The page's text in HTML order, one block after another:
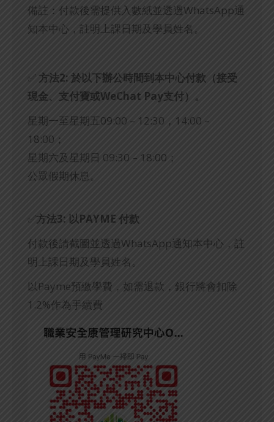
備註：付款後需提供入數紙並透過WhatsApp通
知本中心，註明上課日期及學員姓名。
✅ 方法2: 於以下辦公時間到本中心付款（接受
現金、支付寶或WeChat Pay支付）。
星期一至星期五09:00 – 12:30，14:00 –
18:00；
星期六及星期日 09:30 – 18:00；
公眾假期休息。
✅方法3: 以PAYME 付款
付款後請截圖並透過WhatsApp通知本中心，註
明上課日期及學員姓名。
以Payme預繳學費，如需退款，銀行將會扣除
1.2%作為手續費